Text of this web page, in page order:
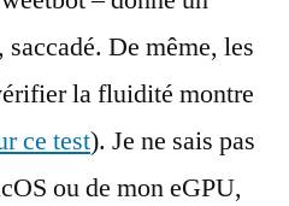
De même, les
la fluidité montre
ce test). Je ne sais pas
ou de mon eGPU,